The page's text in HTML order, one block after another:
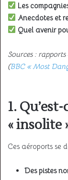
Les
Anecdotes et
Quel avenir
Sources :
(BBC « Most
1.
« insolite
Ces aéroports se
Des pistes